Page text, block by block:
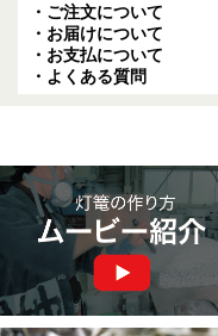
・ご注文について
・お届けについて
・お支払について
・よくある質問